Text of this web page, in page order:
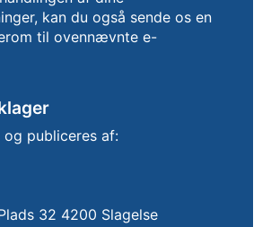
kan du også sende os en
til ovennævnte e-
og publiceres af:
32 4200 Slagelse